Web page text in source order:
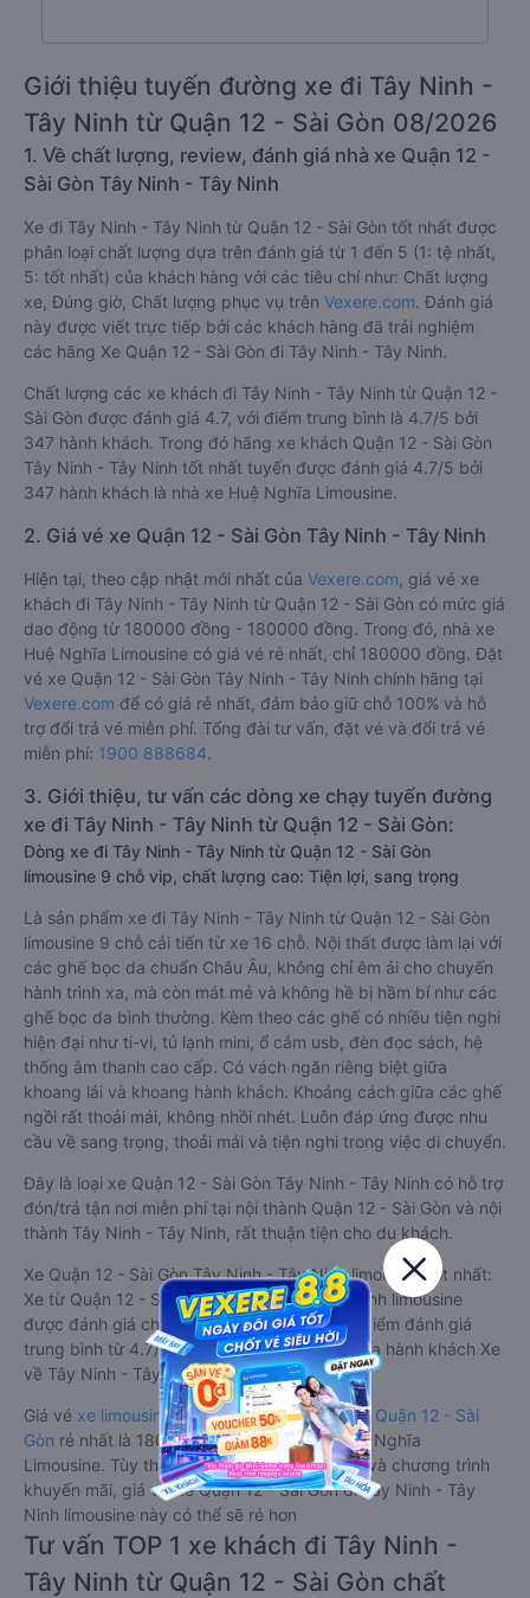
Giới thiệu tuyến đường xe đi Tây Ninh -
Tây Ninh từ Quận 12 - Sài Gòn 08/2026
1. Về chất lượng, review, đánh giá nhà xe Quận 12 -
Sài Gòn Tây Ninh - Tây Ninh
Xe đi Tây Ninh - Tây Ninh từ Quận 12 - Sài Gòn tốt nhất được
phân loại chất lượng dựa trên đánh giá từ 1 đến 5 (1: tệ nhất,
5: tốt nhất) của khách hàng với các tiêu chí như: Chất lượng
xe, Đúng giờ, Chất lượng phục vụ trên Vexere.com. Đánh giá
này được viết trực tiếp bởi các khách hàng đã trải nghiệm
các hãng Xe Quận 12 - Sài Gòn đi Tây Ninh - Tây Ninh.
Chất lượng các xe khách đi Tây Ninh - Tây Ninh từ Quận 12 -
Sài Gòn được đánh giá 4.7, với điểm trung bình là 4.7/5 bởi
347 hành khách. Trong đó hãng xe khách Quận 12 - Sài Gòn
Tây Ninh - Tây Ninh tốt nhất tuyến được đánh giá 4.7/5 bởi
347 hành khách là nhà xe Huệ Nghĩa Limousine.
2. Giá vé xe Quận 12 - Sài Gòn Tây Ninh - Tây Ninh
Hiện tại, theo cập nhật mới nhất của Vexere.com , giá vé xe
khách đi Tây Ninh - Tây Ninh từ Quận 12 - Sài Gòn có mức giá
dao động từ 180000 đồng - 180000 đồng. Trong đó, nhà xe
Huệ Nghĩa Limousine có giá vé rẻ nhất, chỉ 180000 đồng. Đặt
vé xe Quận 12 - Sài Gòn Tây Ninh - Tây Ninh chính hãng tại
Vexere.com để có giá rẻ nhất, đảm bảo giữ chỗ 100% và hỗ
trợ đổi trả vé miễn phí. Tổng đài tư vấn, đặt vé và đổi trả vé
miễn phí: 1900 888684.
3. Giới thiệu, tư vấn các dòng xe chạy tuyến đường
xe đi Tây Ninh - Tây Ninh từ Quận 12 - Sài Gòn:
Dòng xe đi Tây Ninh - Tây Ninh từ Quận 12 - Sài Gòn
limousine 9 chỗ vip, chất lượng cao: Tiện lợi, sang trọng
Là sản phẩm xe đi Tây Ninh - Tây Ninh từ Quận 12 - Sài Gòn
limousine 9 chỗ cải tiến từ xe 16 chỗ. Nội thất được làm lại với
các ghế bọc da chuẩn Châu Âu, không chỉ êm ái cho chuyến
hành trình xa, mà còn mát mẻ và không hề bị hầm bí như các
ghế bọc da bình thường. Kèm theo các ghế có nhiều tiện nghi
hiện đại như ti-vi, tủ lạnh mini, ổ cắm usb, đèn đọc sách, hệ
thống âm thanh cao cấp. Có vách ngăn riêng biệt giữa
khoang lái và khoang hành khách. Khoảng cách giữa các ghế
ngồi rất thoải mái, không nhồi nhét. Luôn đáp ứng được nhu
cầu về sang trọng, thoải mái và tiện nghi trong việc di chuyển.
Đây là loại xe Quận 12 - Sài Gòn Tây Ninh - Tây Ninh có hỗ trợ
đón/trả tận nơi miễn phí tại nội thành Quận 12 - Sài Gòn và nội
thành Tây Ninh - Tây Ninh, rất thuận tiện cho du khách.
Xe Quận 12 - Sài Gòn Tây Ninh - Tây Ninh limousine tốt nhất:
Xe từ Quận 12 - Sài Gòn đi Tây Ninh - Tây Ninh limousine
được đánh giá chung có chất lượng Tốt với điểm đánh giá
trung bình từ 4.7/5 dựa trên 347 phản hồi của hành khách Xe
về Tây Ninh - Tây Ninh từ Quận 12 - Sài Gòn.
Giá vé xe limousine đi Tây Ninh - Tây Ninh từ Quận 12 - Sài
Gòn rẻ nhất là 180000VND của hãng xe Huệ Nghĩa
Limousine. Tùy thuộc vào vị trí ngồi của bạn và chương trình
khuyến mãi, giá vé Xe Quận 12 - Sài Gòn đi Tây Ninh - Tây
Ninh limousine này có thể sẽ rẻ hơn
Tư vấn TOP 1 xe khách đi Tây Ninh -
Tây Ninh từ Quận 12 - Sài Gòn chất